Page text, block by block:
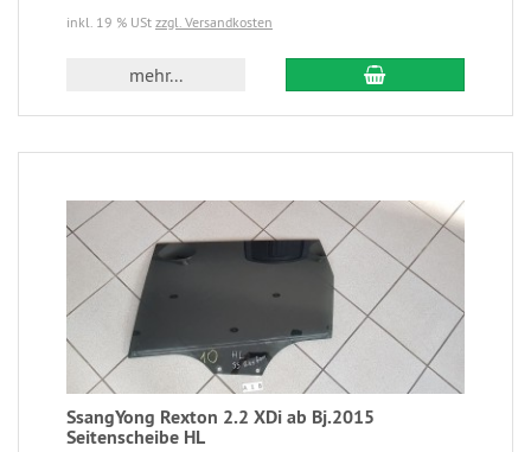
inkl. 19 % USt zzgl. Versandkosten
mehr...
SsangYong Rexton 2.2 XDi ab Bj.2015
Seitenscheibe HL